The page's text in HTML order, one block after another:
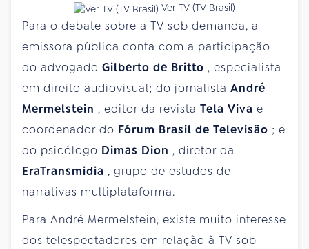
Ver TV (TV Brasil)
Para o debate sobre a TV sob demanda, a
emissora pública conta com a participação
do advogado Gilberto de Britto , especialista
em direito audiovisual; do jornalista André
Mermelstein , editor da revista Tela Viva e
coordenador do Fórum Brasil de Televisão ; e
do psicólogo Dimas Dion , diretor da
EraTransmidia , grupo de estudos de
narrativas multiplataforma.
Para André Mermelstein, existe muito interesse
dos telespectadores em relação à TV sob